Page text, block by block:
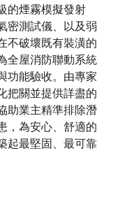
的煙霧模擬發射
密測試儀、以及弱
不破壞既有裝潢的
全屋消防聯動系統
功能驗收。由專家
把關並提供詳盡的
助業主精準排除潛
，為安心、舒適的
起最堅固、最可靠